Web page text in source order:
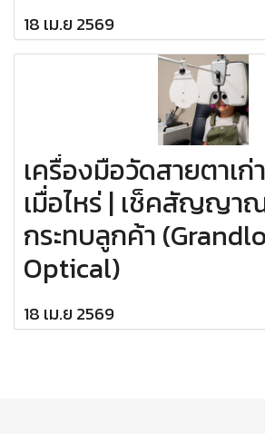
18 เม.ย 2569
เครื่องมือวัดสายตาเก่
เมื่อไหร่ | เช็คสัญญา
กระทบลูกค้า
Optical)
18 เม.ย 2569